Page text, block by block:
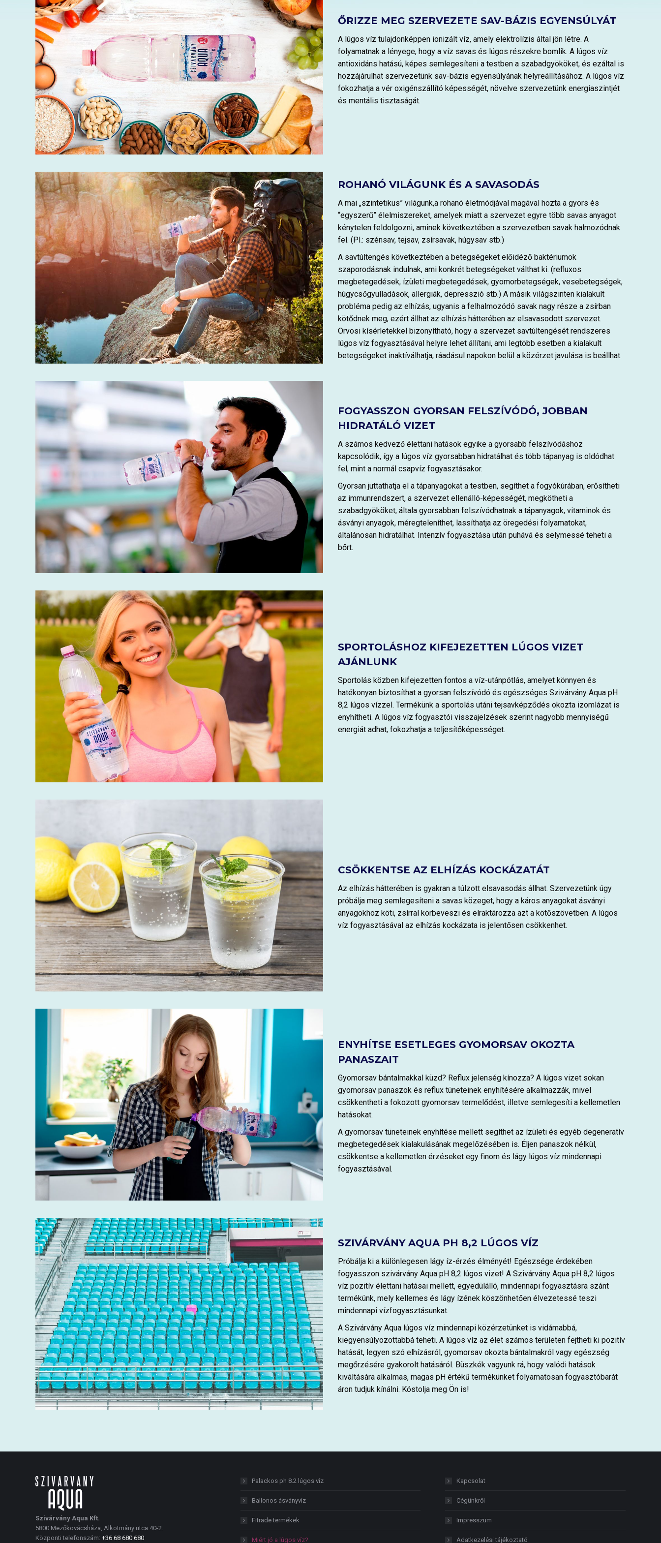
ŐRIZZE MEG SZERVEZETE SAV-BÁZIS EGYENSÚLYÁT
A lúgos víz tulajdonképpen ionizált víz, amely elektrolízis által jön létre. A
folyamatnak a lényege, hogy a víz savas és lúgos részekre bomlik. A lúgos víz
antioxidáns hatású, képes semlegesíteni a testben a szabadgyököket, és ezáltal is
hozzájárulhat szervezetünk sav-bázis egyensúlyának helyreállításához. A lúgos víz
fokozhatja a vér oxigénszállító képességét, növelve szervezetünk energiaszintjét
és mentális tisztaságát.
ROHANÓ VILÁGUNK ÉS A SAVASODÁS
A mai „szintetikus” világunk,a rohanó életmódjával magával hozta a gyors és
“egyszerű” élelmiszereket, amelyek miatt a szervezet egyre több savas anyagot
kénytelen feldolgozni, aminek következtében a szervezetben savak halmozódnak
fel. (Pl.: szénsav, tejsav, zsírsavak, húgysav stb.)
A savtúltengés következtében a betegségeket előidéző baktériumok
szaporodásnak indulnak, ami konkrét betegségeket válthat ki. (refluxos
megbetegedések, ízületi megbetegedések, gyomorbetegségek, vesebetegségek,
húgycsőgyulladások, allergiák, depresszió stb.) A másik világszinten kialakult
probléma pedig az elhízás, ugyanis a felhalmozódó savak nagy része a zsírban
kötődnek meg, ezért állhat az elhízás hátterében az elsavasodott szervezet.
Orvosi kísérletekkel bizonyítható, hogy a szervezet savtúltengését rendszeres
lúgos víz fogyasztásával helyre lehet állítani, ami legtöbb esetben a kialakult
betegségeket inaktíválhatja, ráadásul napokon belül a közérzet javulása is beállhat.
FOGYASSZON GYORSAN FELSZÍVÓDÓ, JOBBAN
HIDRATÁLÓ VIZET
A számos kedvező élettani hatások egyike a gyorsabb felszívódáshoz
kapcsolódik, így a lúgos víz gyorsabban hidratálhat és több tápanyag is oldódhat
fel, mint a normál csapvíz fogyasztásakor.
Gyorsan juttathatja el a tápanyagokat a testben, segíthet a fogyókúrában, erősítheti
az immunrendszert, a szervezet ellenálló-képességét, megkötheti a
szabadgyököket, általa gyorsabban felszívódhatnak a tápanyagok, vitaminok és
ásványi anyagok, méregteleníthet, lassíthatja az öregedési folyamatokat,
általánosan hidratálhat. Intenzív fogyasztása után puhává és selymessé teheti a
bőrt.
SPORTOLÁSHOZ KIFEJEZETTEN LÚGOS VIZET
AJÁNLUNK
Sportolás közben kifejezetten fontos a víz-utánpótlás, amelyet könnyen és
hatékonyan biztosíthat a gyorsan felszívódó és egészséges Szivárvány Aqua pH
8,2 lúgos vízzel. Termékünk a sportolás utáni tejsavképződés okozta izomlázat is
enyhítheti. A lúgos víz fogyasztói visszajelzések szerint nagyobb mennyiségű
energiát adhat, fokozhatja a teljesítőképességet.
CSÖKKENTSE AZ ELHÍZÁS KOCKÁZATÁT
Az elhízás hátterében is gyakran a túlzott elsavasodás állhat. Szervezetünk úgy
próbálja meg semlegesíteni a savas közeget, hogy a káros anyagokat ásványi
anyagokhoz köti, zsírral körbeveszi és elraktározza azt a kötőszövetben. A lúgos
víz fogyasztásával az elhízás kockázata is jelentősen csökkenhet.
ENYHÍTSE ESETLEGES GYOMORSAV OKOZTA
PANASZAIT
Gyomorsav bántalmakkal küzd? Reflux jelenség kínozza? A lúgos vizet sokan
gyomorsav panaszok és reflux tüneteinek enyhítésére alkalmazzák, mivel
csökkentheti a fokozott gyomorsav termelődést, illetve semlegesíti a kellemetlen
hatásokat.
A gyomorsav tüneteinek enyhítése mellett segíthet az ízületi és egyéb degeneratív
megbetegedések kialakulásának megelőzésében is. Éljen panaszok nélkül,
csökkentse a kellemetlen érzéseket egy finom és lágy lúgos víz mindennapi
fogyasztásával.
SZIVÁRVÁNY AQUA PH 8,2 LÚGOS VÍZ
Próbálja ki a különlegesen lágy íz-érzés élményét! Egészsége érdekében
fogyasszon szivárvány Aqua pH 8,2 lúgos vizet! A Szivárvány Aqua pH 8,2 lúgos
víz pozitív élettani hatásai mellett, egyedülálló, mindennapi fogyasztásra szánt
termékünk, mely kellemes és lágy ízének köszönhetően élvezetessé teszi
mindennapi vízfogyasztásunkat.
A Szivárvány Aqua lúgos víz mindennapi közérzetünket is vidámabbá,
kiegyensúlyozottabbá teheti. A lúgos víz az élet számos területen fejtheti ki pozitív
hatását, legyen szó elhízásról, gyomorsav okozta bántalmakról vagy egészség
megőrzésére gyakorolt hatásáról. Büszkék vagyunk rá, hogy valódi hatások
kiváltására alkalmas, magas pH értékű termékünket folyamatosan fogyasztóbarát
áron tudjuk kínálni. Kóstolja meg Ön is!
Szivárvány Aqua Kft.
5800 Mezőkovácsháza, Alkotmány utca 40-2.
Központi telefonszám: +36 68 680 680
Palackos ph 8.2 lúgos víz
Ballonos ásványvíz
Fitrade termékek
Miért jó a lúgos víz?
Kapcsolat
Cégünkről
Impresszum
Adatkezelési tájékoztató